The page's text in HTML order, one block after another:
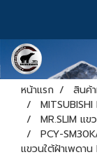
หน้าแรก
สินค้
MITSUBISHI
MR.SLIM แข
PCY-
แขวนใต้ฝ้าเพดา